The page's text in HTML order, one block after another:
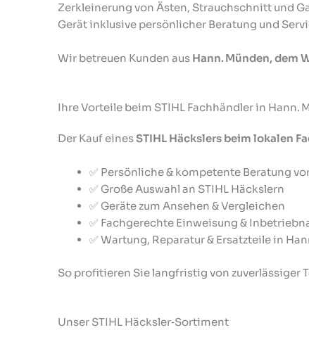
Zerkleinerung von Ästen, Strauchschnitt und
Gerät inklusive persönlicher Beratung und
Wir betreuen Kunden aus Hann. Münden, dem
Ihre Vorteile beim STIHL Fachhändler in Hann.
Der Kauf einesSTIHL Häckslers beim lokalen
✅ Persönliche & kompetente Beratung
✅ Große Auswahl an STIHL Häckslern
✅ Geräte zum Ansehen & Vergleichen
✅ Fachgerechte Einweisung &
✅ Wartung, Reparatur & Ersatzteile in
So profitieren Sie langfristig von zuverlässiger
Unser STIHL Häcksler‑Sortiment